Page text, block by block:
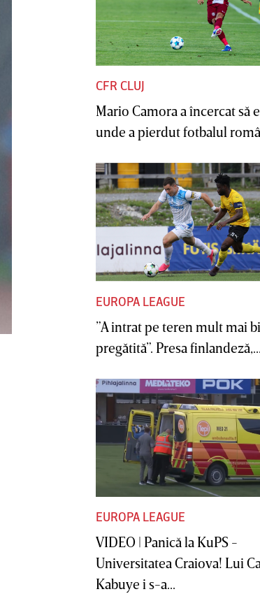
CFR CLUJ
Mario Camora a încercat să
unde a pierdut fotbalul
EUROPA LEAGUE
”A intrat pe teren mult mai
pregătită”. Presa
EUROPA LEAGUE
VIDEO | Panică la KuPS -
Universitatea Craiova! Lui
Kabuye i s-a...